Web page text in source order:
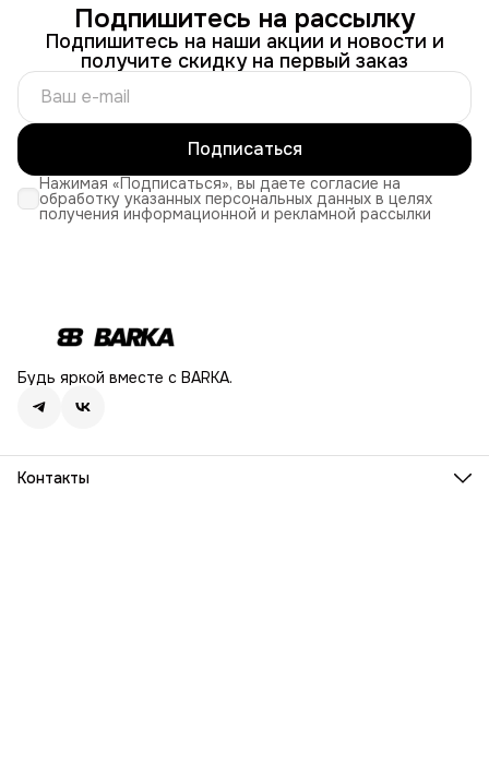
Подпишитесь на рассылку
Подпишитесь на наши акции и новости и
получите скидку на первый заказ
Подписаться
Нажимая «Подписаться», вы даете согласие на
обработку указанных персональных данных в целях
получения информационной и рекламной рассылки
Будь яркой вместе с BARKA.
Контакты